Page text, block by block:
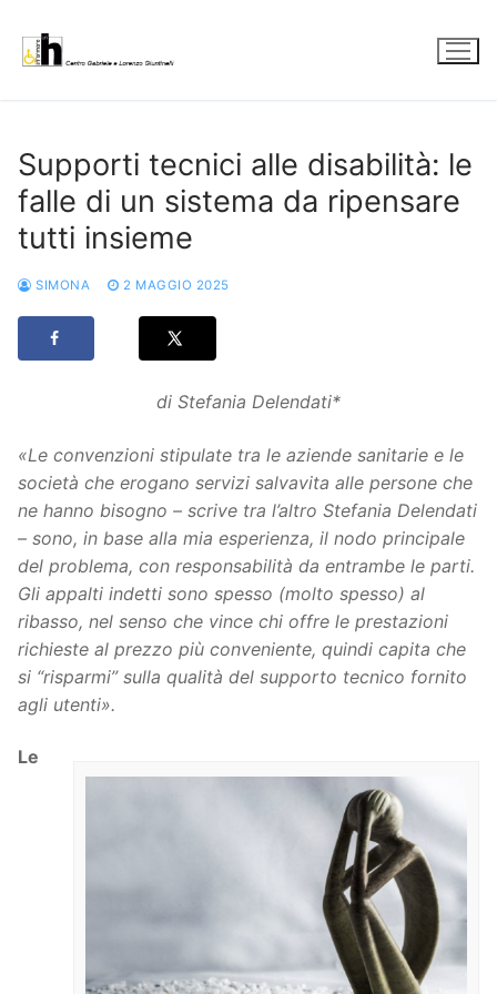
contenuto
Supporti tecnici alle disabilità: le
falle di un sistema da ripensare
tutti insieme
SIMONA 2 MAGGIO 2025
di Stefania Delendati*
«Le convenzioni stipulate tra le aziende sanitarie e le
società che erogano servizi salvavita alle persone che
ne hanno bisogno – scrive tra l’altro Stefania Delendati
– sono, in base alla mia esperienza, il nodo principale
del problema, con responsabilità da entrambe le parti.
Gli appalti indetti sono spesso (molto spesso) al
ribasso, nel senso che vince chi offre le prestazioni
richieste al prezzo più conveniente, quindi capita che
si “risparmi” sulla qualità del supporto tecnico fornito
agli utenti».
Le